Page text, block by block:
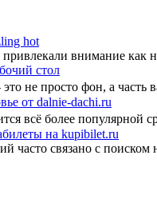
hot
внимание как
стол
не просто фон, а часть
от dalnie-dachi.ru
всё более популярной
на kupibilet.ru
часто связано с поиском